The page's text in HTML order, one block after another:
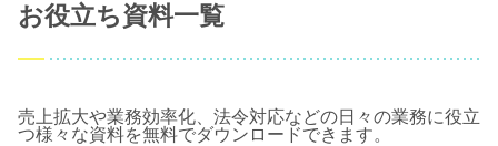
お役立ち資料一覧
売上拡大や業務効率化、法令対応などの日々の業務に役立
つ様々な資料を無料でダウンロードできます。